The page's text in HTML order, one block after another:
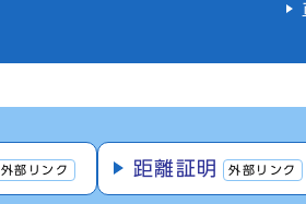
外部リンク 距離証明 外部リンク